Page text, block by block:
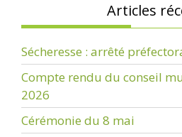
Articles
Sécheresse : arrêté
Compte rendu du conseil
2026
Cérémonie du 8 mai